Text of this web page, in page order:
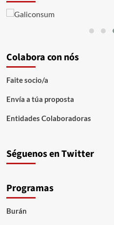
Colabora con nós
Faite socio/a
Envía a túa proposta
Entidades Colaboradoras
Séguenos en Twitter
Programas
Burán